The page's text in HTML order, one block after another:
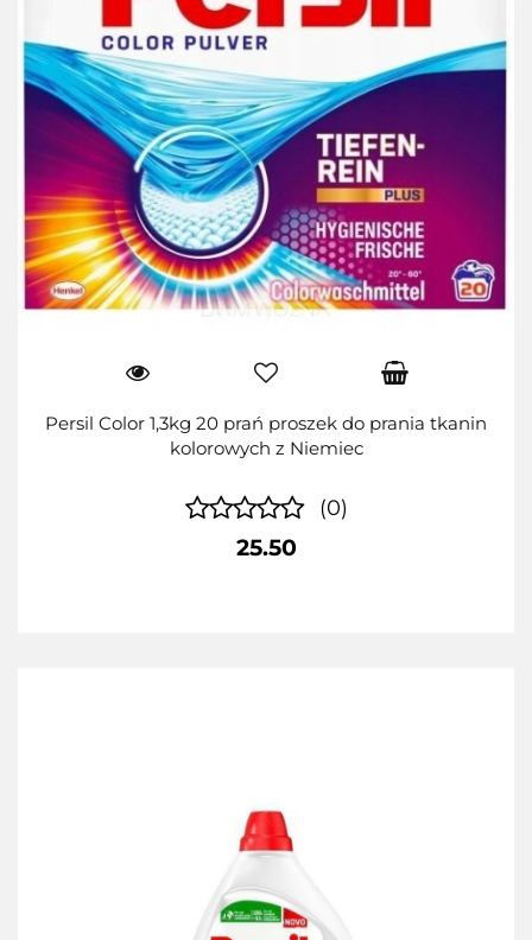
Persil Color 1,3kg 20 prań proszek do prania tkanin
kolorowych z Niemiec
(0)
25.50